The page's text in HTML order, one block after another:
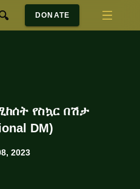
DONATE
የስኳር በሽታ
DM)
2023